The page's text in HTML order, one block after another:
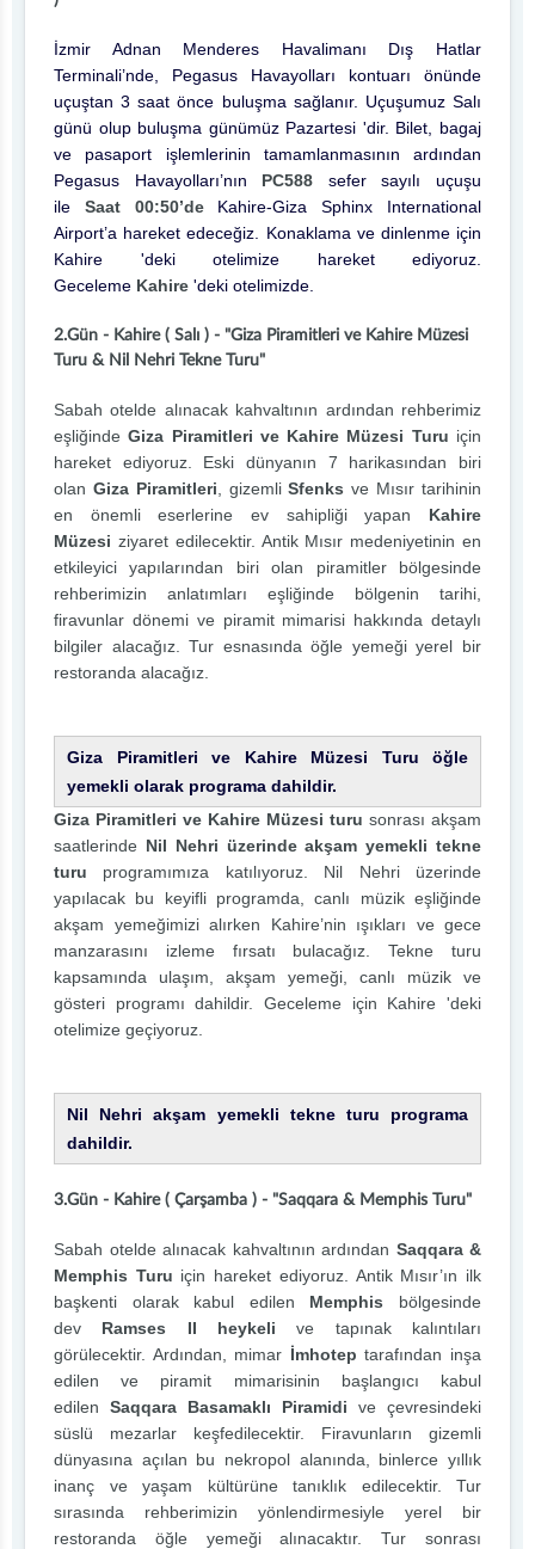
İzmir Adnan Menderes Havalimanı Dış Hatlar
Terminali’nde, Pegasus Havayolları kontuarı önünde
uçuştan 3 saat önce buluşma sağlanır. Uçuşumuz Salı
günü olup buluşma günümüz Pazartesi 'dir. Bilet, bagaj
ve pasaport işlemlerinin tamamlanmasının ardından
Pegasus Havayolları’nın PC588 sefer sayılı uçuşu
ile Saat 00:50’deKahire-Giza Sphinx International
Airport’a hareket edeceğiz. Konaklama ve dinlenme için
Kahire 'deki otelimize hareket ediyoruz.
Geceleme Kahire 'deki otelimizde.
2.Gün - Kahire ( Salı ) - "Giza Piramitleri ve Kahire Müzesi
Turu & Nil Nehri Tekne Turu"
Sabah otelde alınacak kahvaltının ardından rehberimiz
eşliğindeGiza Piramitleri ve Kahire Müzesi Turu için
hareket ediyoruz. Eski dünyanın 7 harikasından biri
olan Giza Piramitleri , gizemliSfenks ve Mısır tarihinin
en önemli eserlerine ev sahipliği yapan Kahire
Müzesi ziyaret edilecektir. Antik Mısır medeniyetinin en
etkileyici yapılarından biri olan piramitler bölgesinde
rehberimizin anlatımları eşliğinde bölgenin tarihi,
firavunlar dönemi ve piramit mimarisi hakkında detaylı
bilgiler alacağız. Tur esnasında öğle yemeği yerel bir
restoranda alacağız.
Giza Piramitleri ve Kahire Müzesi Turu öğle
yemekli olarak programa dahildir.
Giza Piramitleri ve Kahire Müzesi turu sonrası akşam
saatlerinde Nil Nehri üzerinde akşam yemekli tekne
turu programımıza katılıyoruz. Nil Nehri üzerinde
yapılacak bu keyifli programda, canlı müzik eşliğinde
akşam yemeğimizi alırken Kahire’nin ışıkları ve gece
manzarasını izleme fırsatı bulacağız. Tekne turu
kapsamında ulaşım, akşam yemeği, canlı müzik ve
gösteri programı dahildir. Geceleme için Kahire 'deki
otelimize geçiyoruz.
Nil Nehri akşam yemekli tekne turu programa
dahildir.
3.Gün - Kahire ( Çarşamba ) - "Saqqara & Memphis Turu"
Sabah otelde alınacak kahvaltının ardından Saqqara &
Memphis Turu için hareket ediyoruz. Antik Mısır’ın ilk
başkenti olarak kabul edilen Memphis bölgesinde
dev Ramses II heykeli ve tapınak kalıntıları
görülecektir. Ardından, mimar İmhotep tarafından inşa
edilen ve piramit mimarisinin başlangıcı kabul
edilen Saqqara Basamaklı Piramidi ve çevresindeki
süslü mezarlar keşfedilecektir. Firavunların gizemli
dünyasına açılan bu nekropol alanında, binlerce yıllık
inanç ve yaşam kültürüne tanıklık edilecektir. Tur
sırasında rehberimizin yönlendirmesiyle yerel bir
restoranda öğle yemeği alınacaktır. Tur sonrası